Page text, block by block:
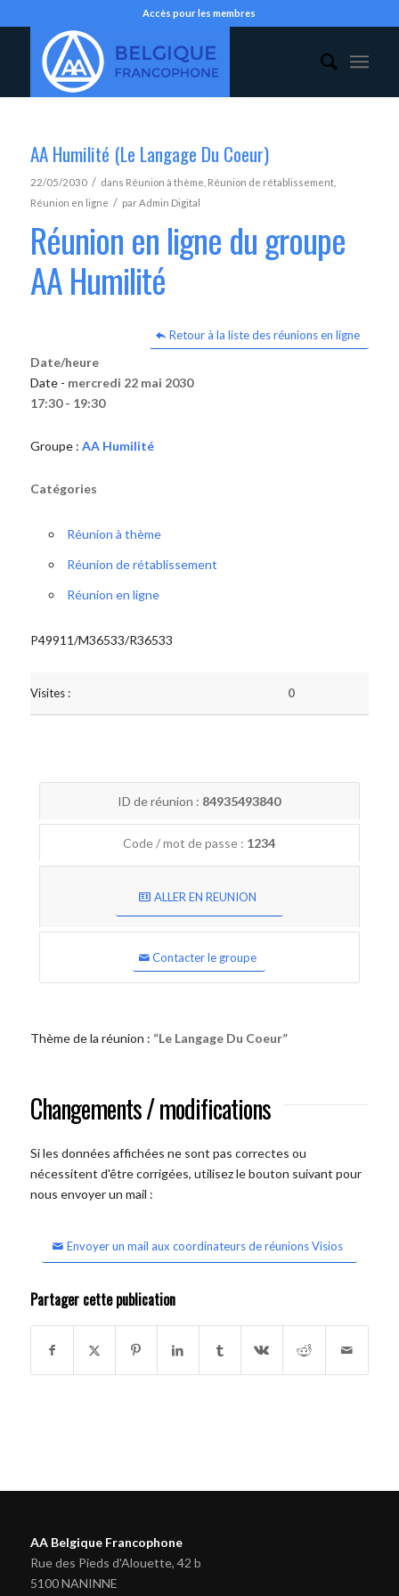
Accès pour les membres
AA Humilité (Le Langage Du Coeur)
22/05/2030 / dans Réunion à thème Réunion de rétablissement,
Réunion en ligne / parAdmin Digital
Réunion en ligne du groupe
AA Humilité
Retour à la liste des réunions en ligne
Date/heure
Date - mercredi 22 mai 2030
17:30 - 19:30
Groupe : AA Humilité
Catégories
Réunion à thème
Réunion de rétablissement
Réunion en ligne
P49911/M36533/R36533
Visites : 0
ID de réunion : 84935493840
Code / mot de passe : 1234
ALLER EN REUNION
Contacter le groupe
Thème de la réunion : “Le Langage Du Coeur”
Changements / modifications
Si les données affichées ne sont pas correctes ou
nécessitent d'être corrigées, utilisez le bouton suivant pour
nous envoyer un mail :
Envoyer un mail aux coordinateurs de réunions Visios
Partager cette publication
AA Belgique Francophone
Rue des Pieds d'Alouette, 42 b
5100 NANINNE